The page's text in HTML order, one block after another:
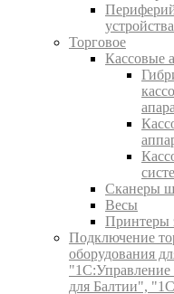
устройства
Торговое
Кассовые
Сканеры
Весы
Принтеры
Подключение
оборудования
"1С:Управление
для Балтии",